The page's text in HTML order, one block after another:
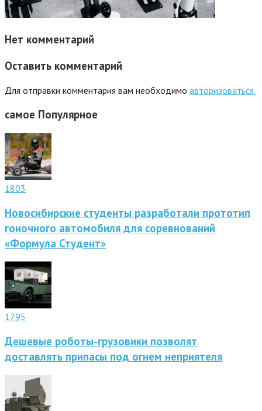
Нет комментарий
Оставить комментарий
Для отправки комментария вам необходимо авторизоваться.
самое Популярное
1803
Новосибирские студенты разработали прототип
гоночного автомобиля для соревнований
«Формула Студент»
1795
Дешевые роботы-грузовики позволят
доставлять припасы под огнем неприятеля